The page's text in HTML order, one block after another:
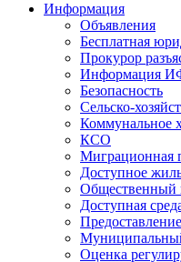
Информация
Объявления
Бесплатная
Прокурор
Информация
Безопасность
Сельско-
Коммунальное
КСО
Миграционная
Доступное
Общественный
Доступная
Оценка